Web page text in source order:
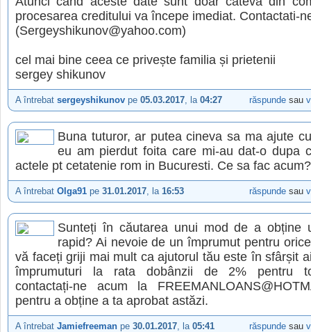
procesarea creditului va începe imediat. Contactati-
(Sergeyshikunov@yahoo.com)
cel mai bine ceea ce privește familia și prietenii
sergey shikunov
A întrebat sergeyshikunov pe 05.03.2017, la 04:27 răspunde sau
Buna tuturor, ar putea cineva sa ma ajute
eu am pierdut foita care mi-au dat-o dupa
actele pt cetatenie rom in Bucuresti. Ce sa fac acum?
A întrebat Olga91 pe 31.01.2017, la 16:53 răspunde sau
Sunteți în căutarea unui mod de a obține
rapid? Ai nevoie de un împrumut pentru
vă faceți griji mai mult ca ajutorul tău este în sfârșit
împrumuturi la rata dobânzii de 2% pentru
contactați-ne acum la
pentru a obține a ta aprobat astăzi.
A întrebat Jamiefreeman pe 30.01.2017, la 05:41 răspunde sau